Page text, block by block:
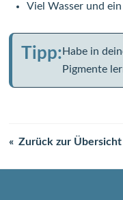
Viel Wasser und
Tipp: Habe in
Pigmente
Zurück zur Übersicht